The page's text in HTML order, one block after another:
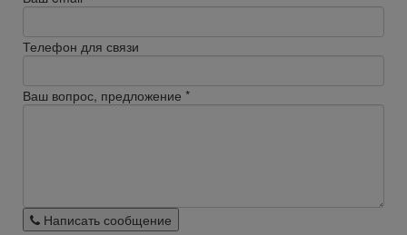
Телефон для связи
Ваш вопрос, предложение *
Написать сообщение